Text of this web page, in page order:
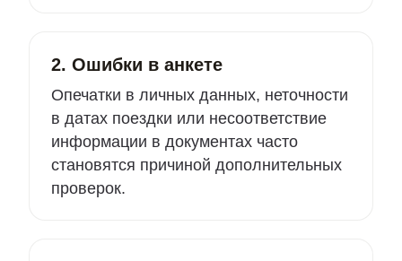
2. Ошибки в анкете
Опечатки в личных данных, неточности
в датах поездки или несоответствие
информации в документах часто
становятся причиной дополнительных
проверок.